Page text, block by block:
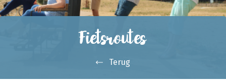
Fietsroutes
Terug